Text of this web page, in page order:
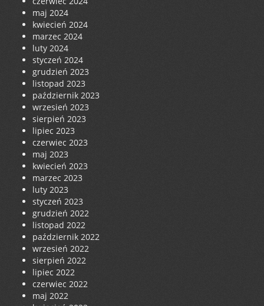
maj 2024
kwiecień 2024
marzec 2024
luty 2024
styczeń 2024
grudzień 2023
listopad 2023
październik 2023
wrzesień 2023
sierpień 2023
lipiec 2023
czerwiec 2023
maj 2023
kwiecień 2023
marzec 2023
luty 2023
styczeń 2023
grudzień 2022
listopad 2022
październik 2022
wrzesień 2022
sierpień 2022
lipiec 2022
czerwiec 2022
maj 2022